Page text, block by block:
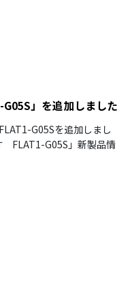
」を追加しました
G05Sを追加しまし
G05S」新製品情